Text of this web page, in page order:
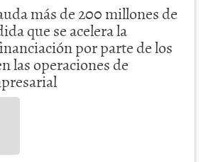
más de 200 millones de
que se acelera la
por parte de los
las operaciones de